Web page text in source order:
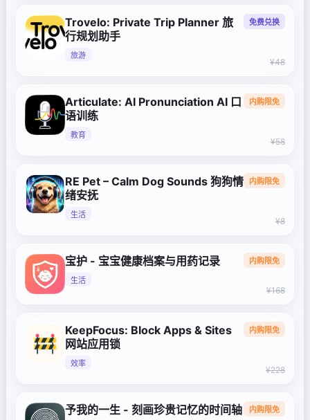
Trovelo: Private Trip Planner 旅
行规划助手
旅游
免费兑换
¥48
Articulate: AI Pronunciation AI 口
语训练
教育
内购限免
¥58
RE Pet – Calm Dog Sounds 狗狗情
绪安抚
生活
内购限免
¥8
宝护 - 宝宝健康档案与用药记录
生活
内购限免
¥168
KeepFocus: Block Apps & Sites
网站应用锁
效率
内购限免
¥228
予我的一生 - 刻画珍贵记忆的时间轴 内购限免